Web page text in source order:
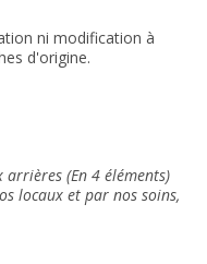
ni modification à
d'origine.
(En 4 éléments)
locaux et par nos soins,